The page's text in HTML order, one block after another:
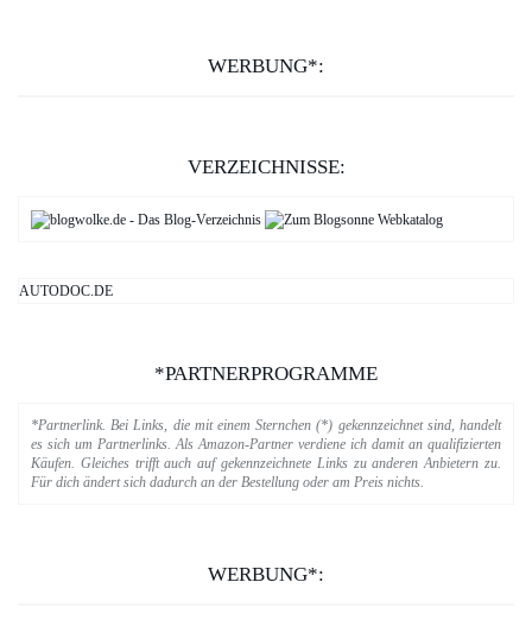
WERBUNG*:
VERZEICHNISSE:
AUTODOC.DE
*PARTNERPROGRAMME
*Partnerlink. Bei Links, die mit einem Sternchen (*) gekennzeichnet sind, handelt
es sich um Partnerlinks. Als Amazon-Partner verdiene ich damit an qualifizierten
Käufen. Gleiches trifft auch auf gekennzeichnete Links zu anderen Anbietern zu.
Für dich ändert sich dadurch an der Bestellung oder am Preis nichts.
WERBUNG*: